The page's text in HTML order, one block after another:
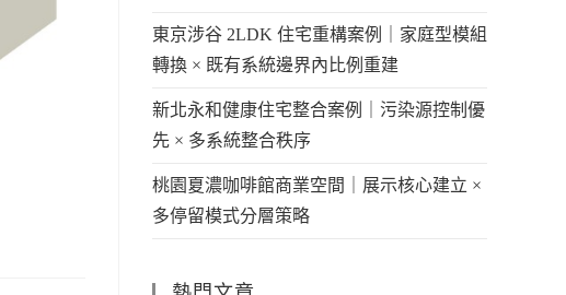
東京涉谷 2LDK 住宅重構案例｜家庭型模組
轉換 × 既有系統邊界內比例重建
新北永和健康住宅整合案例｜污染源控制優
先 × 多系統整合秩序
桃園夏濃咖啡館商業空間｜展示核心建立 ×
多停留模式分層策略